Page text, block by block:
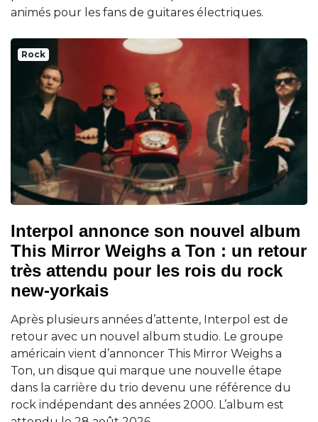
animés pour les fans de guitares électriques.
Rock
Interpol annonce son nouvel album
This Mirror Weighs a Ton : un retour
très attendu pour les rois du rock
new-yorkais
Après plusieurs années d’attente, Interpol est de
retour avec un nouvel album studio. Le groupe
américain vient d’annoncer This Mirror Weighs a
Ton, un disque qui marque une nouvelle étape
dans la carrière du trio devenu une référence du
rock indépendant des années 2000. L’album est